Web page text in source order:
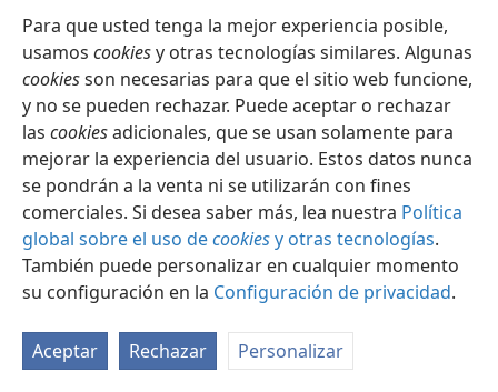
Para que usted tenga la mejor experiencia posible,
usamos cookiesy otras tecnologías similares. Algunas
cookiesson necesarias para que el sitio web funcione,
y no se pueden rechazar. Puede aceptar o rechazar
las cookiesadicionales, que se usan solamente para
mejorar la experiencia del usuario. Estos datos nunca
se pondrán a la venta ni se utilizarán con fines
comerciales. Si desea saber más, lea nuestra Política
global sobre el uso decookiesy otras tecnologías.
También puede personalizar en cualquier momento
su configuración en la Configuración de privacidad.
Aceptar Rechazar Personalizar
Español Configuración
Copyright© 2026 Watch Tower Bible and Tract Society of Pennsylvania
Condiciones de uso
Política de privacidad
Configuración de privacidad
JW.ORG Iniciar sesión